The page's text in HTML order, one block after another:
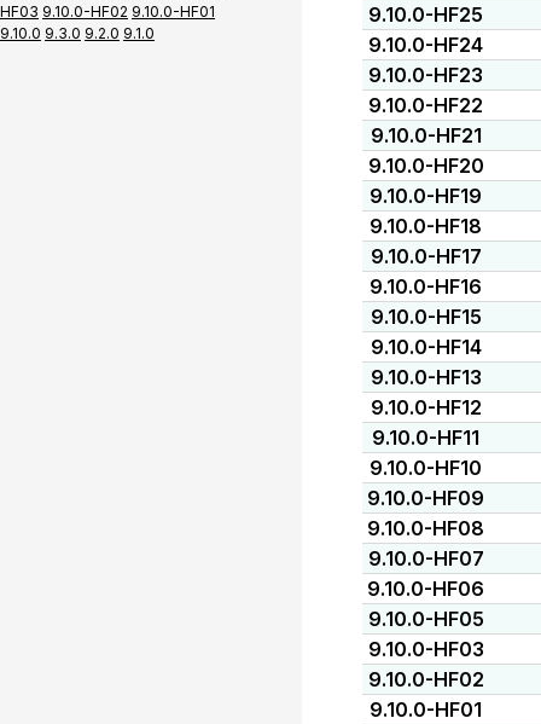
HF03 9.10.0-HF02 9.10.0-HF01
9.10.0 9.3.0 9.2.0 9.1.0
9.10.0-HF25
9.10.0-HF24
9.10.0-HF23
9.10.0-HF22
9.10.0-HF21
9.10.0-HF20
9.10.0-HF19
9.10.0-HF18
9.10.0-HF17
9.10.0-HF16
9.10.0-HF15
9.10.0-HF14
9.10.0-HF13
9.10.0-HF12
9.10.0-HF11
9.10.0-HF10
9.10.0-HF09
9.10.0-HF08
9.10.0-HF07
9.10.0-HF06
9.10.0-HF05
9.10.0-HF03
9.10.0-HF02
9.10.0-HF01